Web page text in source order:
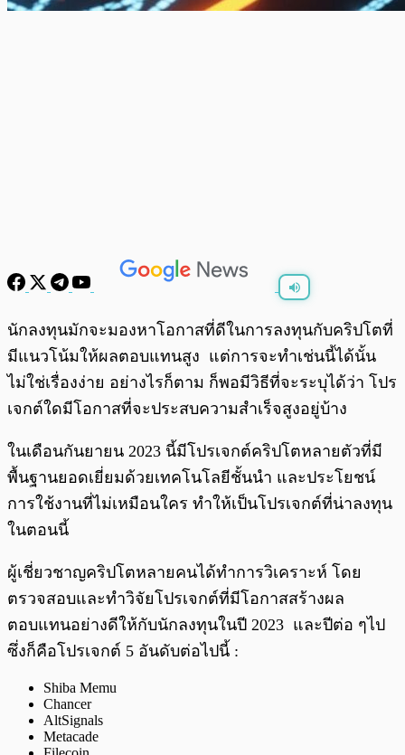
พร้อมเล่น 0:00 0:00
นักลงทุนมักจะมองหาโอกาสที่ดีในการลงทุนกับคริปโตที่
มีแนวโน้มให้ผลตอบแทนสูง แต่การจะทำเช่นนี้ได้นั้น
ไม่ใช่เรื่องง่าย อย่างไรก็ตาม ก็พอมีวิธีที่จะระบุได้ว่า โปร
เจกต์ใดมีโอกาสที่จะประสบความสำเร็จสูงอยู่บ้าง
ในเดือนกันยายน 2023 นี้มีโปรเจกต์คริปโตหลายตัวที่มี
พื้นฐานยอดเยี่ยมด้วยเทคโนโลยีชั้นนำ และประโยชน์
การใช้งานที่ไม่เหมือนใคร ทำให้เป็นโปรเจกต์ที่น่าลงทุน
ในตอนนี้
ผู้เชี่ยวชาญคริปโตหลายคนได้ทำการวิเคราะห์ โดย
ตรวจสอบและทำวิจัยโปรเจกต์ที่มีโอกาสสร้างผล
ตอบแทนอย่างดีให้กับนักลงทุนในปี 2023 และปีต่อ ๆไป
ซึ่งก็คือโปรเจกต์ 5 อันดับต่อไปนี้ :
Shiba Memu
Chancer
AltSignals
Metacade